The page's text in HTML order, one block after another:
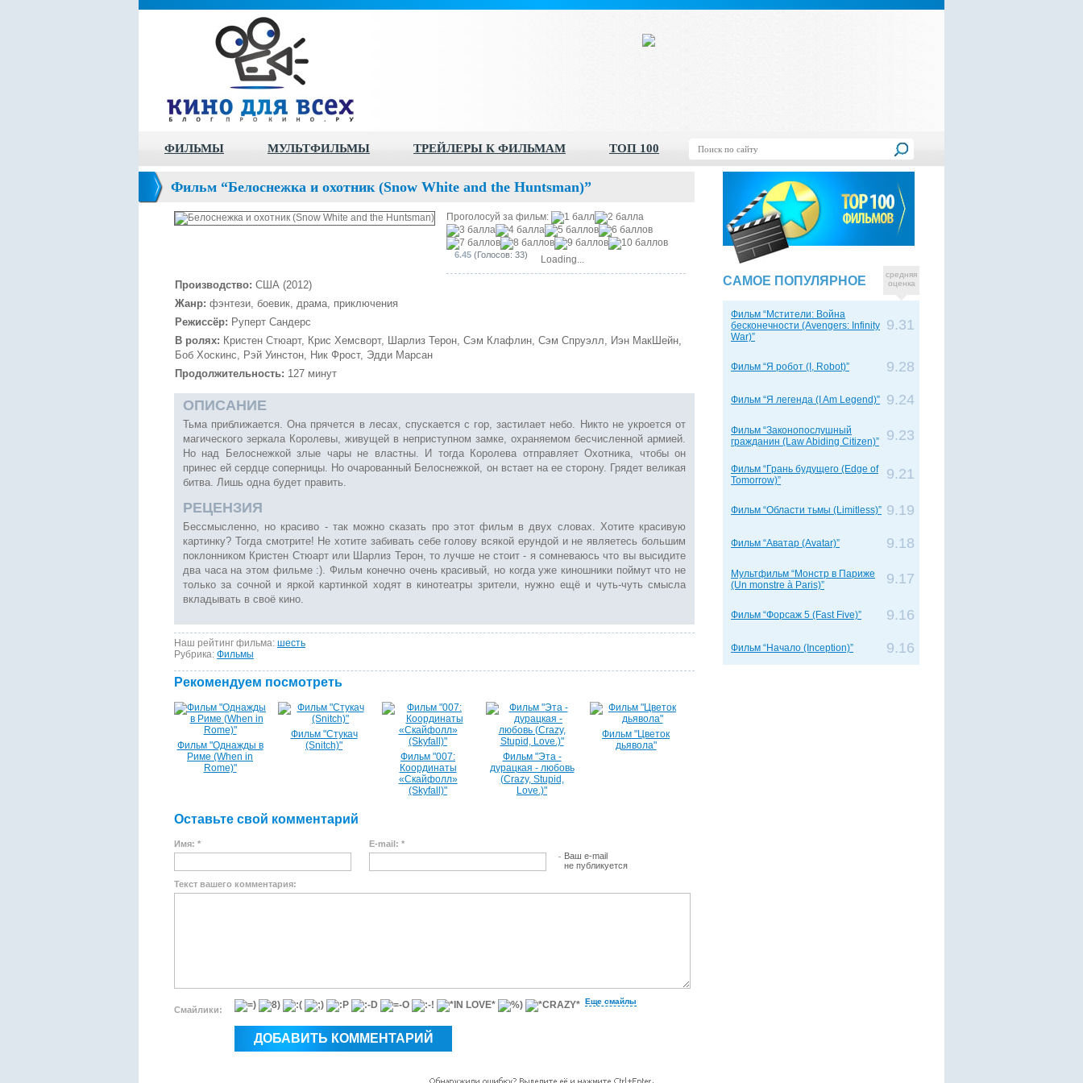
ФИЛЬМЫ МУЛЬТФИЛЬМЫ ТРЕЙЛЕРЫ К ФИЛЬМАМ ТОП 100
Фильм “Белоснежка и охотник (Snow White and the Huntsman)”
Проголосуй за фильм:
6.45 (Голосов: 33) Loading...
Производство: США (2012)
Жанр: фэнтези, боевик, драма, приключения
Режиссёр: Руперт Сандерс
В ролях: Кристен Стюарт, Крис Хемсворт, Шарлиз Терон, Сэм Клафлин, Сэм Спруэлл, Иэн МакШейн,
Боб Хоскинс, Рэй Уинстон, Ник Фрост, Эдди Марсан
Продолжительность: 127 минут
ОПИСАНИЕ
Тьма приближается. Она прячется в лесах, спускается с гор, застилает небо. Никто не укроется от
магического зеркала Королевы, живущей в неприступном замке, охраняемом бесчисленной армией.
Но над Белоснежкой злые чары не властны. И тогда Королева отправляет Охотника, чтобы он
принес ей сердце соперницы. Но очарованный Белоснежкой, он встает на ее сторону. Грядет великая
битва. Лишь одна будет править.
РЕЦЕНЗИЯ
Бессмысленно, но красиво - так можно сказать про этот фильм в двух словах. Хотите красивую
картинку? Тогда смотрите! Не хотите забивать себе голову всякой ерундой и не являетесь большим
поклонником Кристен Стюарт или Шарлиз Терон, то лучше не стоит - я сомневаюсь что вы высидите
два часа на этом фильме :). Фильм конечно очень красивый, но когда уже киношники поймут что не
только за сочной и яркой картинкой ходят в кинотеатры зрители, нужно ещё и чуть-чуть смысла
вкладывать в своё кино.
Наш рейтинг фильма: шесть
Рубрика: Фильмы
Рекомендуем посмотреть
Фильм "Однажды в
Риме (When in
Rome)"
Фильм "Стукач
(Snitch)"
Фильм "007:
Координаты
«Скайфолл»
(Skyfall)"
Фильм "Эта -
дурацкая - любовь
(Crazy, Stupid,
Love.)"
Фильм "Цветок
дьявола"
Оставьте свой комментарий
Имя: *
E-mail: *
Ваш e-mail
не публикуется
Текст вашего комментария:
Смайлики:
Еще смайлы
САМОЕ ПОПУЛЯРНОЕ
средняя
оценка
Фильм “Мстители: Война
бесконечности (Avengers: Infinity
War)”
9.31
Фильм “Я робот (I, Robot)” 9.28
Фильм “Я легенда (I Am Legend)” 9.24
Фильм “Законопослушный
гражданин (Law Abiding Citizen)”
9.23
Фильм “Грань будущего (Edge of
Tomorrow)”
9.21
Фильм “Области тьмы (Limitless)” 9.19
Фильм “Аватар (Avatar)” 9.18
Мультфильм “Монстр в Париже
(Un monstre à Paris)”
9.17
Фильм “Форсаж 5 (Fast Five)” 9.16
Фильм “Начало (Inception)” 9.16